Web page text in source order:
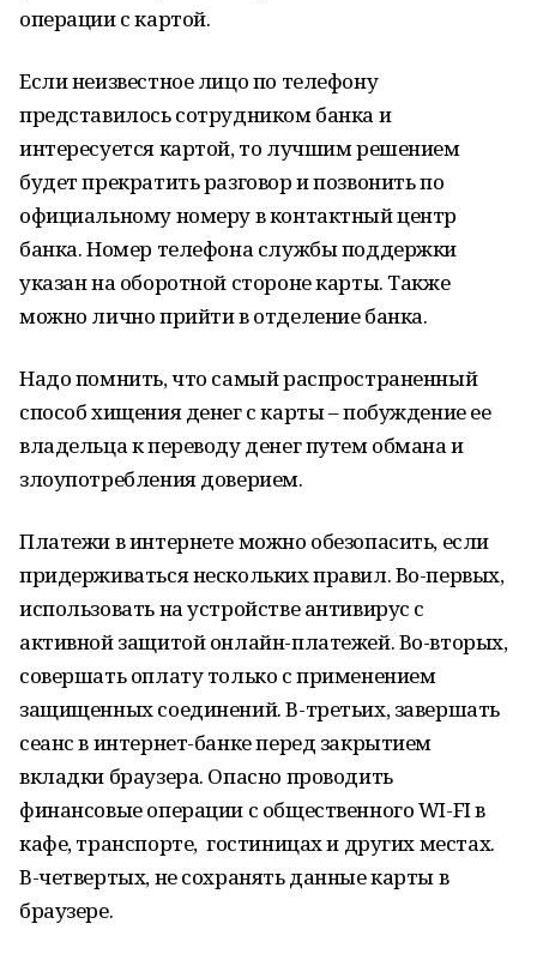
операции с картой.
Если неизвестное лицо по телефону
представилось сотрудником банка и
интересуется картой, то лучшим решением
будет прекратить разговор и позвонить по
официальному номеру в контактный центр
банка. Номер телефона службы поддержки
указан на оборотной стороне карты. Также
можно лично прийти в отделение банка.
Надо помнить, что самый распространенный
способ хищения денег с карты – побуждение ее
владельца к переводу денег путем обмана и
злоупотребления доверием.
Платежи в интернете можно обезопасить, если
придерживаться нескольких правил. Во-первых,
использовать на устройстве антивирус с
активной защитой онлайн-платежей. Во-вторых,
совершать оплату только с применением
защищенных соединений. В-третьих, завершать
сеанс в интернет-банке перед закрытием
вкладки браузера. Опасно проводить
финансовые операции с общественного WI-FI в
кафе, транспорте, гостиницах и других местах.
В-четвертых, не сохранять данные карты в
браузере.